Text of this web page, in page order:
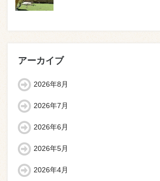
アーカイブ
2026年8月
2026年7月
2026年6月
2026年5月
2026年4月